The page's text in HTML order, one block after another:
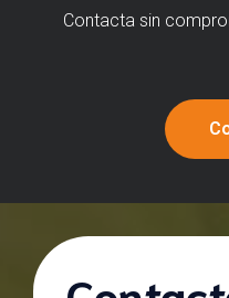
Contacta sin